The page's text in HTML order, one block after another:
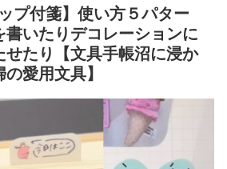
プ付箋】使い方５パター
書いたりデコレーションに
せたり【文具手帳沼に浸か
愛用文具】